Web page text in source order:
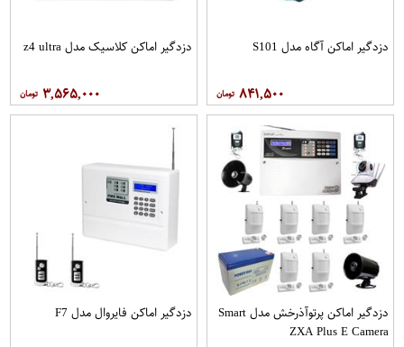
دزدگیر اماکن آگاه مدل S101
۸۴۱,۵۰۰
دزدگیر اماکن کلاسیک مدل z4 ultra
۳,۵۶۵,۰۰۰
دزدگیر اماکن پرتوآذرخش مدل Smart
ZXA Plus E Camera
دزدگیر اماکن فایروال مدل F7